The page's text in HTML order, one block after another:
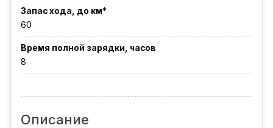
Запас хода, до км*
60
Время полной зарядки, часов
8
Описание